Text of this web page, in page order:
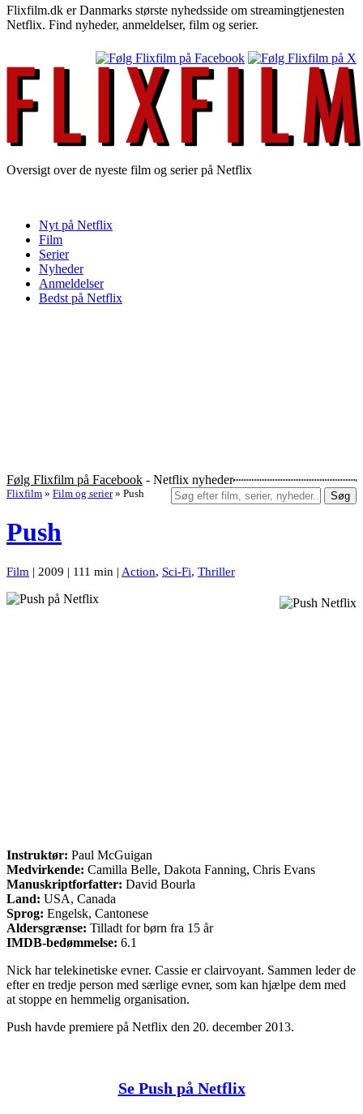
Flixfilm.dk er Danmarks største nyhedsside om streamingtjenesten
Netflix. Find nyheder, anmeldelser, film og serier.
Oversigt over de nyeste film og serier på Netflix
Nyt på Netflix
Film
Serier
Nyheder
Anmeldelser
Bedst på Netflix
Følg Flixfilm på Facebook - Netflix nyheder
Søg
Flixfilm » Film og serier » Push
Push
Film | 2009 | 111 min | Action, Sci-Fi, Thriller
Instruktør: Paul McGuigan
Medvirkende: Camilla Belle, Dakota Fanning, Chris Evans
Manuskriptforfatter: David Bourla
Land: USA, Canada
Sprog: Engelsk, Cantonese
Aldersgrænse: Tilladt for børn fra 15 år
IMDB-bedømmelse: 6.1
Nick har telekinetiske evner. Cassie er clairvoyant. Sammen leder de
efter en tredje person med særlige evner, som kan hjælpe dem med
at stoppe en hemmelig organisation.
Push havde premiere på Netflix den 20. december 2013.
Se Push på Netflix